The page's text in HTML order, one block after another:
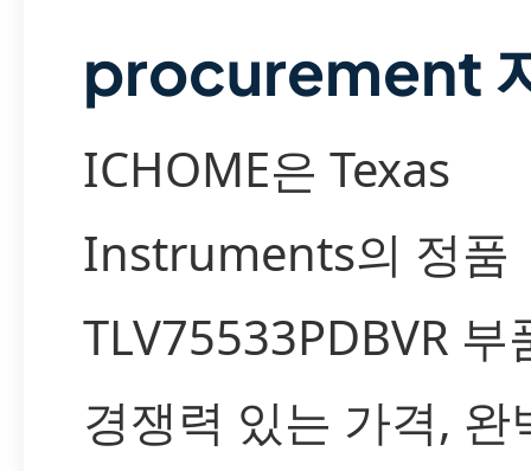
procurement
ICHOME은 Texas
Instruments의 정품
TLV75533PDBVR 부
경쟁력 있는 가격, 완